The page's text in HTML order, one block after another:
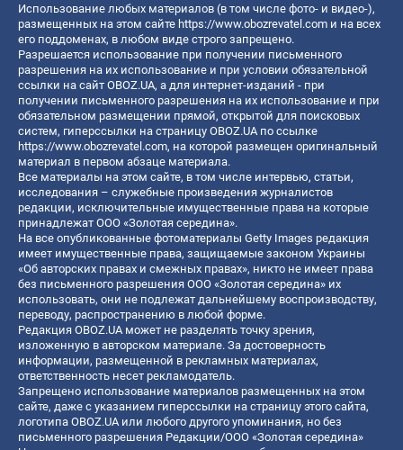
Использование любых материалов (в том числе фото- и видео-),
размещенных на этом сайте https://www.obozrevatel.com и на всех
его поддоменах, в любом виде строго запрещено.
Разрешается использование при получении письменного
разрешения на их использование и при условии обязательной
ссылки на сайт OBOZ.UA, а для интернет-изданий - при
получении письменного разрешения на их использование и при
обязательном размещении прямой, открытой для поисковых
систем, гиперссылки на страницу OBOZ.UA по ссылке
https://www.obozrevatel.com, на которой размещен оригинальный
материал в первом абзаце материала.
Все материалы на этом сайте, в том числе интервью, статьи,
исследования – служебные произведения журналистов
редакции, исключительные имущественные права на которые
принадлежат ООО «Золотая середина».
На все опубликованные фотоматериалы Getty Images редакция
имеет имущественные права, защищаемые законом Украины
«Об авторских правах и смежных правах», никто не имеет права
без письменного разрешения ООО «Золотая середина» их
использовать, они не подлежат дальнейшему воспроизводству,
переводу, распространению в любой форме.
Редакция OBOZ.UA может не разделять точку зрения,
изложенную в авторском материале. За достоверность
информации, размещенной в рекламных материалах,
ответственность несет рекламодатель.
Запрещено использование материалов размещенных на этом
сайте, даже с указанием гиперссылки на страницу этого сайта,
логотипа OBOZ.UA или любого другого упоминания, но без
письменного разрешения Редакции/ООО «Золотая середина»